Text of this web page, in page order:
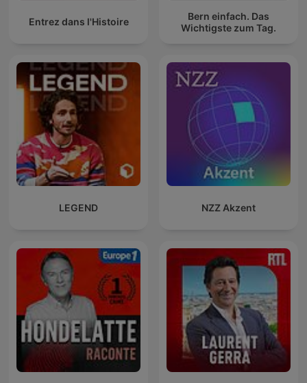
Entrez dans l'Histoire
Bern einfach. Das
Wichtigste zum Tag.
LEGEND NZZ Akzent